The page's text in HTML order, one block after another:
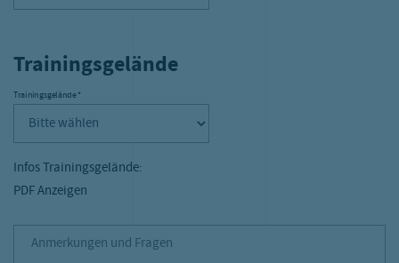
Trainingsgelände
Trainingsgelände Pflichtfeld
Trainingsgelände*
Infos Trainingsgelände:
PDF Anzeigen
Anmerkungen und Fragen
Anmerkungen und Fragen